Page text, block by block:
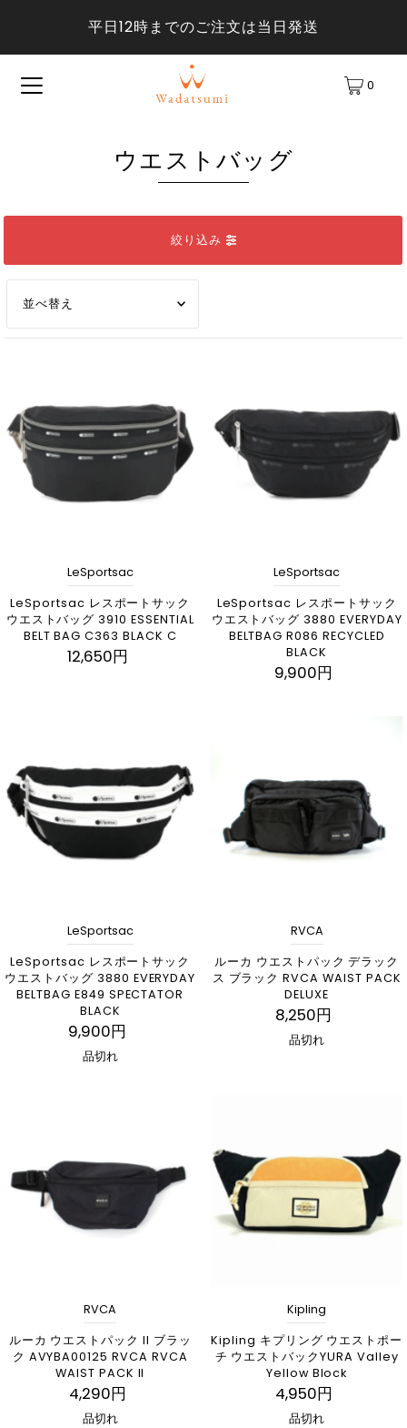
平日12時までのご注文は当日発送
0
ウエストバッグ
絞り込み
オススメ
ベストセラー
アルファベット順, A-Z
アルファベット順, Z-A
価格の安い順
LeSportsac
LeSportsac レスポートサック
ウエストバッグ 3910 ESSENTIAL
BELT BAG C363 BLACK C
12,650円
LeSportsac
LeSportsac レスポートサック
ウエストバッグ 3880 EVERYDAY
BELTBAG R086 RECYCLED
BLACK
9,900円
LeSportsac
LeSportsac レスポートサック
ウエストバッグ 3880 EVERYDAY
BELTBAG E849 SPECTATOR
BLACK
9,900円
品切れ
RVCA
ルーカ ウエストパック デラック
ス ブラック RVCA WAIST PACK
DELUXE
8,250円
品切れ
RVCA
ルーカ ウエストパック II ブラッ
ク AVYBA00125 RVCA RVCA
WAIST PACK II
4,290円
品切れ
Kipling
Kipling キプリング ウエストポー
チ ウエストバックYURA Valley
Yellow Block
4,950円
品切れ